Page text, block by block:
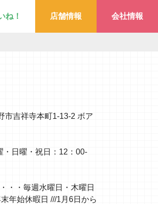
ね！ 店舗情報 会社情報
市吉祥寺本町1-13-2 ボア
・日曜・祝日：12：00-
・・毎週水曜日・木曜日
年始休暇日 ///1月6日から